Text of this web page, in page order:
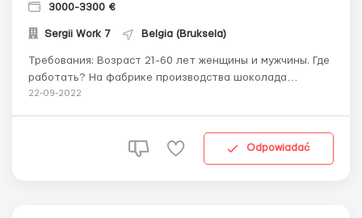
3000-3300 €
Sergii Work 7 Belgia (Bruksela)
Требования: Возраст 21-60 лет женщины и мужчины. Где
работать? На фабрике производства шоколада
Бельгия. Мы предоставляем: Своевременные выплаты
Обучение Условия ...
22-09-2022
Odpowiadać